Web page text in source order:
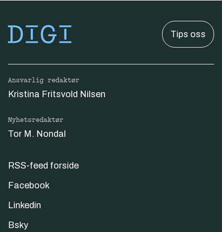
Tips oss
Ansvarlig redaktør
Kristina Fritsvold Nilsen
Nyhetsredaktør
Tor M. Nondal
RSS-feed forside
Facebook
Linkedin
Bsky